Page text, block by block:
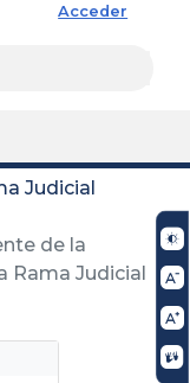
Acceder
Judicial
de la
Rama Judicial